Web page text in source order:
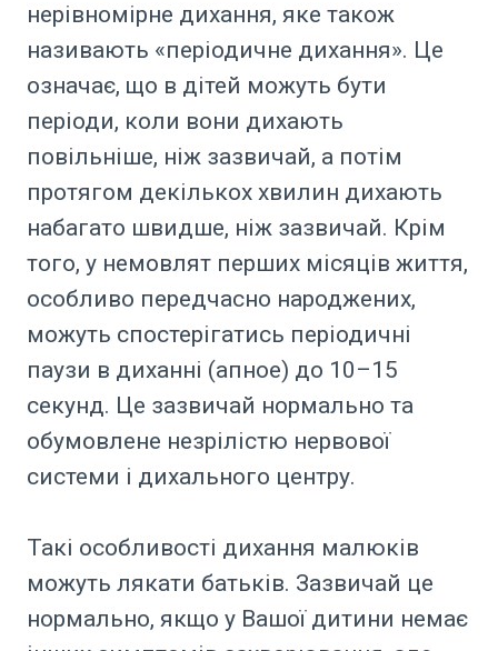
нерівномірне дихання, яке також
називають «періодичне дихання». Це
означає, що в дітей можуть бути
періоди, коли вони дихають
повільніше, ніж зазвичай, а потім
протягом декількох хвилин дихають
набагато швидше, ніж зазвичай. Крім
того, у немовлят перших місяців життя,
особливо передчасно народжених,
можуть спостерігатись періодичні
паузи в диханні (апное) до 10–15
секунд. Це зазвичай нормально та
обумовлене незрілістю нервової
системи і дихального центру.
Такі особливості дихання малюків
можуть лякати батьків. Зазвичай це
нормально, якщо у Вашої дитини немає